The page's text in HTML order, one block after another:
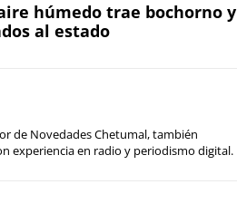
húmedo trae bochorno y
al estado
de Novedades Chetumal, también
experiencia en radio y periodismo digital.